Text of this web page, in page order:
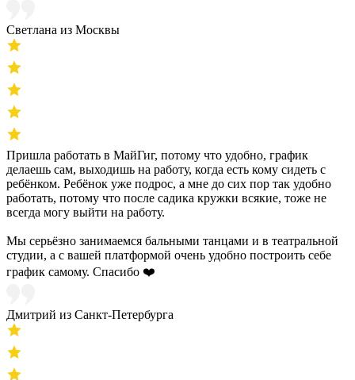
Светлана из Москвы
Пришла работать в МайГиг, потому что удобно, график
делаешь сам, выходишь на работу, когда есть кому сидеть с
ребёнком. Ребёнок уже подрос, а мне до сих пор так удобно
работать, потому что после садика кружки всякие, тоже не
всегда могу выйти на работу.
Мы серьёзно занимаемся бальными танцами и в театральной
студии, а с вашей платформой очень удобно построить себе
график самому. Спасибо ❤️
Дмитрий из Санкт-Петербурга